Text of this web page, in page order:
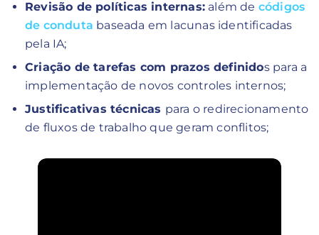
Revisão de políticas internas: além de códigos
de conduta baseada em lacunas identificadas
pela IA;
Criação de tarefas com prazos definidos para a
implementação de novos controles internos;
Justificativas técnicas para o redirecionamento
de fluxos de trabalho que geram conflitos;